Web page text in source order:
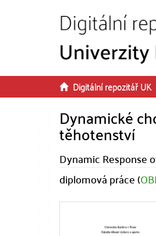
Digitální repozitář UK
Dynamické
těhotenství
Dynamic Response
diplomová práce (